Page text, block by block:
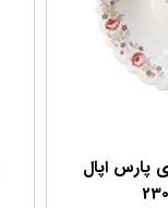
اپال